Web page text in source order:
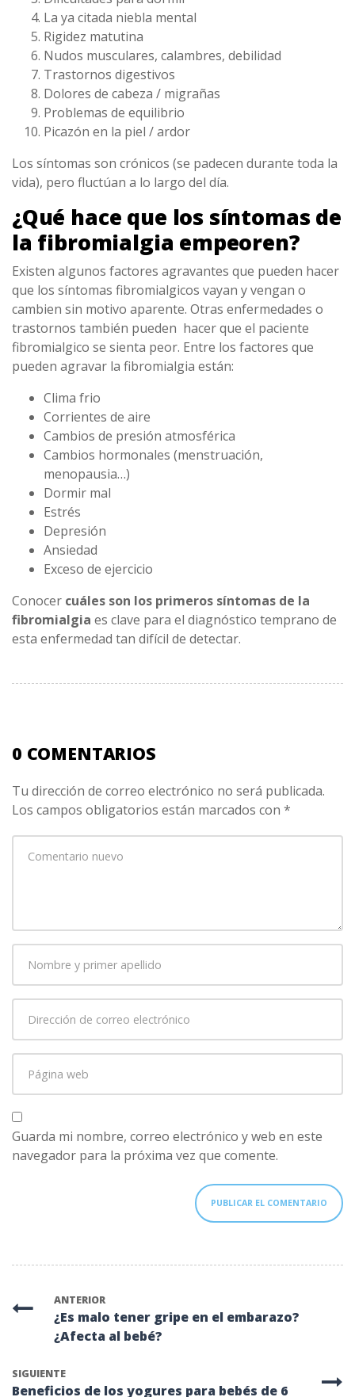
La ya citada niebla mental
Rigidez matutina
Nudos musculares, calambres, debilidad
Trastornos digestivos
Dolores de cabeza / migrañas
Problemas de equilibrio
Picazón en la piel / ardor
Los síntomas son crónicos (se padecen durante toda la
vida), pero fluctúan a lo largo del día.
¿Qué hace que los síntomas de
la fibromialgia empeoren?
Existen algunos factores agravantes que pueden hacer
que los síntomas fibromialgicos vayan y vengan o
cambien sin motivo aparente. Otras enfermedades o
trastornos también pueden hacer que el paciente
fibromialgico se sienta peor. Entre los factores que
pueden agravar la fibromialgia están:
Clima frio
Corrientes de aire
Cambios de presión atmosférica
Cambios hormonales (menstruación,
menopausia…)
Dormir mal
Estrés
Depresión
Ansiedad
Exceso de ejercicio
Conocer cuáles son los primeros síntomas de la
fibromialgia es clave para el diagnóstico temprano de
esta enfermedad tan difícil de detectar.
0 COMENTARIOS
Tu dirección de correo electrónico no será publicada.
Los campos obligatorios están marcados con *
comentario*
primer
correo
web
Guarda mi nombre, correo electrónico y web en este
navegador para la próxima vez que comente.
ANTERIOR
¿Es malo tener gripe en el embarazo?
¿Afecta al bebé?
SIGUIENTE
Beneficios de los yogures para bebés de 6